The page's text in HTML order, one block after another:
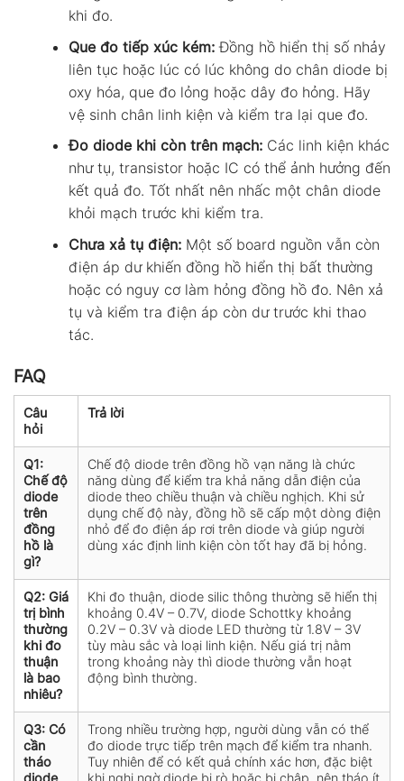
khi đo.
Que đo tiếp xúc kém:Đồng hồ hiển thị số nhảy
liên tục hoặc lúc có lúc không do chân diode bị
oxy hóa, que đo lỏng hoặc dây đo hỏng. Hãy
vệ sinh chân linh kiện và kiểm tra lại que đo.
Đo diode khi còn trên mạch:Các linh kiện khác
như tụ, transistor hoặc IC có thể ảnh hưởng đến
kết quả đo. Tốt nhất nên nhấc một chân diode
khỏi mạch trước khi kiểm tra.
Chưa xả tụ điện:Một số board nguồn vẫn còn
điện áp dư khiến đồng hồ hiển thị bất thường
hoặc có nguy cơ làm hỏng đồng hồ đo. Nên xả
tụ và kiểm tra điện áp còn dư trước khi thao
tác.
FAQ
Câu
hỏi
Trả lời
Q1:
Chế độ
diode
trên
đồng
hồ là
gì?
Chế độ diode trên đồng hồ vạn năng là chức
năng dùng để kiểm tra khả năng dẫn điện của
diode theo chiều thuận và chiều nghịch. Khi sử
dụng chế độ này, đồng hồ sẽ cấp một dòng điện
nhỏ để đo điện áp rơi trên diode và giúp người
dùng xác định linh kiện còn tốt hay đã bị hỏng.
Q2: Giá
trị bình
thường
khi đo
thuận
là bao
nhiêu?
Khi đo thuận, diode silic thông thường sẽ hiển thị
khoảng 0.4V – 0.7V, diode Schottky khoảng
0.2V – 0.3V và diode LED thường từ 1.8V – 3V
tùy màu sắc và loại linh kiện. Nếu giá trị nằm
trong khoảng này thì diode thường vẫn hoạt
động bình thường.
Q3: Có
cần
tháo
Trong nhiều trường hợp, người dùng vẫn có thể
đo diode trực tiếp trên mạch để kiểm tra nhanh.
Tuy nhiên để có kết quả chính xác hơn, đặc biệt